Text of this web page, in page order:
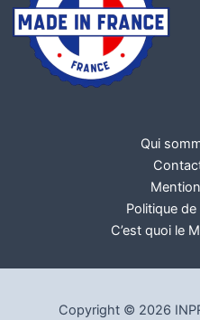
Qui
Politique
C’est quoi le
Copyright © 2026